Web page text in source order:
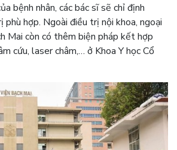
bệnh nhân, các bác sĩ sẽ chỉ định
phù hợp. Ngoài điều trị nội khoa, ngoại
Mai còn có thêm biện pháp kết hợp
cứu, laser châm,… ở Khoa Y học Cổ